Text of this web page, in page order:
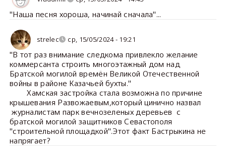
"Наша песня хороша, начинай сначала"...
strelec ср, 15/05/2024 - 19:21
"В тот раз внимание следкома привлекло желание
коммерсанта строить многоэтажный дом над
Братской могилой времён Великой Отечественной
войны в районе Казачьей бухты."
Хамская застройка стала возможна по причине
крышевания Развожаевым,который цинично назвал
журналистам парк вечнозеленых деревьев с
братской могилой защитников Севастополя
"строительной площадкой".Этот факт Бастрыкина не
напрягает?